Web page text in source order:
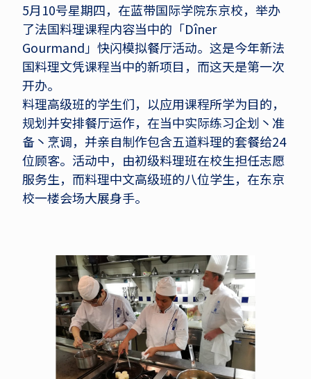
5月10号星期四，在蓝带国际学院东京校，举办
了法国料理课程内容当中的「Dîner
Gourmand」快闪模拟餐厅活动。这是今年新法
国料理文凭课程当中的新项目，而这天是第一次
开办。
料理高级班的学生们，以应用课程所学为目的，
规划并安排餐厅运作，在当中实际练习企划丶准
备丶烹调，并亲自制作包含五道料理的套餐给24
位顾客。活动中，由初级料理班在校生担任志愿
服务生，而料理中文高级班的八位学生，在东京
校一楼会场大展身手。